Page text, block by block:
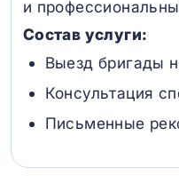
и
Состав услуги:
Выезд бригады
Консультация
Письменные